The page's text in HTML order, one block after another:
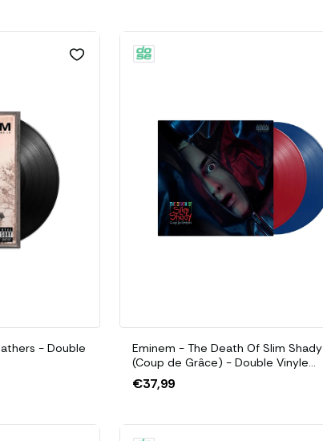
- Double
Eminem - The Death Of Slim Shady
(Coup de Grâce) - Double Vinyle
Couleur
€37,99